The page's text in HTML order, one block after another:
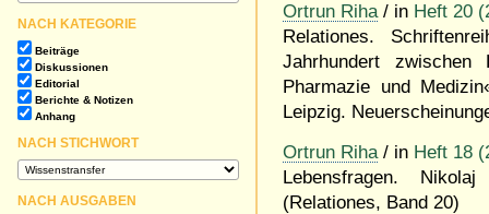
Ortrun Riha / in Heft 20
Relationes.
Jahrhundert
Pharmazie und
Leipzig.
Ortrun Riha / in Heft 18
Lebensfragen.
(Relationes, Band 20)
NACH KATEGORIE
Beiträge
Diskussionen
Editorial
Berichte & Notizen
Anhang
NACH STICHWORT
NACH AUSGABEN